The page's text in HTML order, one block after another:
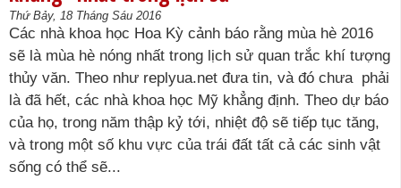
Thứ Bảy, 18 Tháng Sáu 2016
Các nhà khoa học Hoa Kỳ cảnh báo rằng mùa hè 2016
sẽ là mùa hè nóng nhất trong lịch sử quan trắc khí tượng
thủy văn. Theo như replyua.net đưa tin, và đó chưa phải
là đã hết, các nhà khoa học Mỹ khẳng định. Theo dự báo
của họ, trong năm thập kỷ tới, nhiệt độ sẽ tiếp tục tăng,
và trong một số khu vực của trái đất tất cả các sinh vật
sống có thể sẽ...